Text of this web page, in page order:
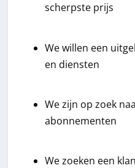
scherpste prijs
We willen een
en diensten
We zijn op zoek
abonnementen
We zoeken een